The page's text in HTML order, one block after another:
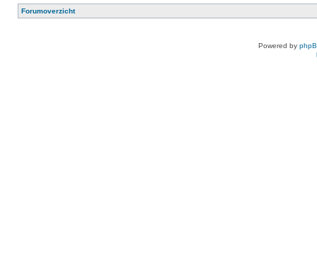
Forumoverzicht
Powered by